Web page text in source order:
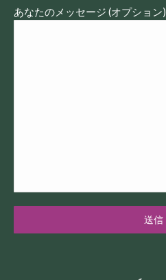
あなたのメッセージ (オプション)